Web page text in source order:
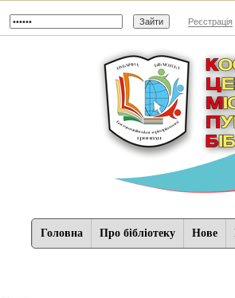
Реєстрація
Головна Про бібліотеку Нове